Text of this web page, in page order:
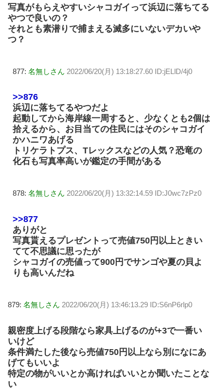
写真がもらえやすいシャコガイって浜辺に落ちてる
やつで良いの？
それとも素潜りで捕まえる滅多にいないデカいや
つ？
877: 名無しさん 2022/06/20(月) 13:18:27.60 ID:jELlD/4j0
>>876
浜辺に落ちてるやつだよ
起動してから海岸線一周すると、少なくとも2個は
拾えるから、お目当ての住民にはそのシャコガイ
かハニワあげる
トリケラトプス、Tレックスなどの人気？恐竜の
化石も写真率高いが鑑定の手間がある
878: 名無しさん 2022/06/20(月) 13:32:14.59 ID:J0wc7zPz0
>>877
ありがと
写真貰えるプレゼントって売値750円以上ときい
てて不思議に思ったが
シャコガイの売値って900円でサンゴや夏の貝よ
りも高いんだね
879: 名無しさん 2022/06/20(月) 13:46:13.29 ID:S6nP6rlp0
親密度上げる段階なら家具上げるのが+3で一番い
いけど
条件満たした後なら売値750円以上なら別になにあ
げてもいいよ
特定の物がいいとか高ければいいとか聞いたことな
い